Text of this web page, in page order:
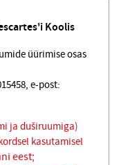
Koolis
üürimise osas
e-post:
ja duširuumiga)
kasutamisel
eest;